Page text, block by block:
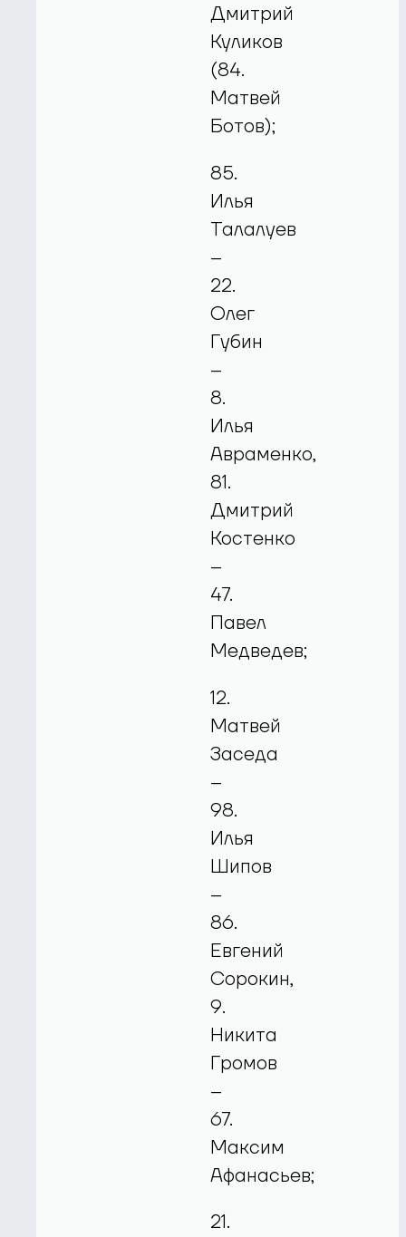
Дмитрий
Куликов
(84.
Матвей
Ботов);
85.
Илья
Талалуев
–
22.
Олег
Губин
–
8.
Илья
Авраменко,
81.
Дмитрий
Костенко
–
47.
Павел
Медведев;
12.
Матвей
Заседа
–
98.
Илья
Шипов
–
86.
Евгений
Сорокин,
9.
Никита
Громов
–
67.
Максим
Афанасьев;
21.